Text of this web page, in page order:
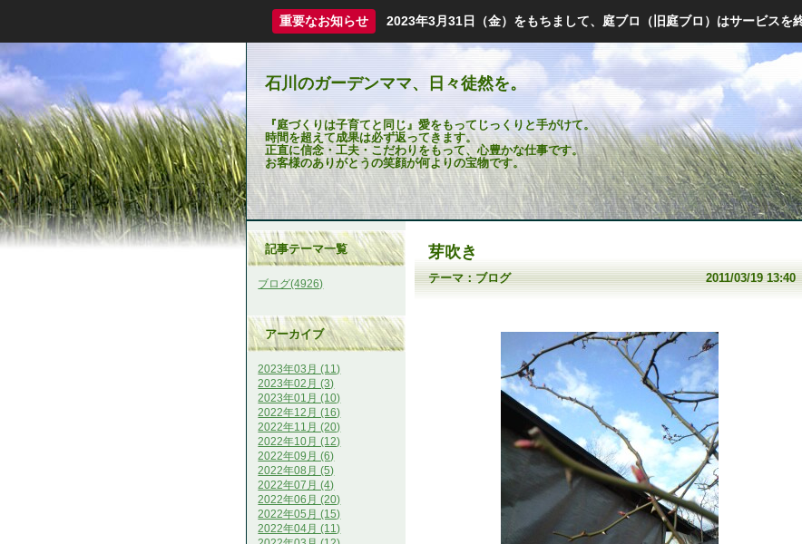
重要なお知らせ 2023年3月31日（金）をもちまして、庭ブロ（旧庭ブロ）はサービスを
石川のガーデンママ、日々徒然を。
『庭づくりは子育てと同じ』愛をもってじっくりと手がけて。
時間を超えて成果は必ず返ってきます。
正直に信念・工夫・こだわりをもって、心豊かな仕事です。
お客様のありがとうの笑顔が何よりの宝物です。
芽吹き
テーマ：ブログ 2011/03/19 13:40
記事テーマ一覧
ブログ(4926)
アーカイブ
2023年03月 (11)
2023年02月 (3)
2023年01月 (10)
2022年12月 (16)
2022年11月 (20)
2022年10月 (12)
2022年09月 (6)
2022年08月 (5)
2022年07月 (4)
2022年06月 (20)
2022年05月 (15)
2022年04月 (11)